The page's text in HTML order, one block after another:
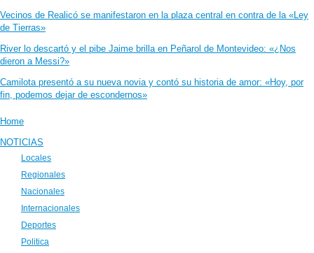
Vecinos de Realicó se manifestaron en la plaza central en contra de la «Ley
de Tierras»
River lo descartó y el pibe Jaime brilla en Peñarol de Montevideo: «¿Nos
dieron a Messi?»
Camilota presentó a su nueva novia y contó su historia de amor: «Hoy, por
fin, podemos dejar de escondernos»
Home
NOTICIAS
Locales
Regionales
Nacionales
Internacionales
Deportes
Politica